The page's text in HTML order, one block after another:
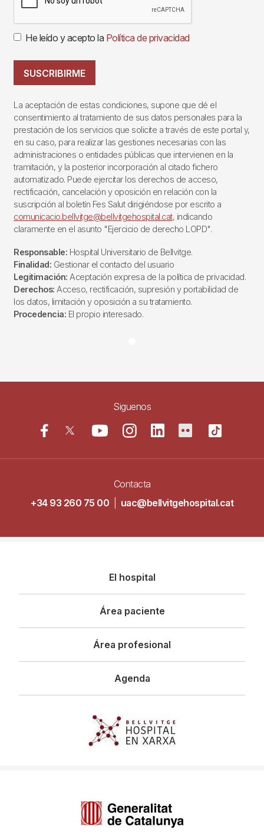
He leído y acepto la Política de privacidad
SUSCRIBIRME
La aceptación de estas condiciones, supone que dé el
consentimiento al tratamiento de sus datos personales para la
prestación de los servicios que solicite a través de este portal y,
en su caso, para realizar las gestiones necesarias con las
administraciones o entidades públicas que intervienen en la
tramitación, y la posterior incorporación al citado fichero
automatizado. Puede ejercitar los derechos de acceso,
rectificación, cancelación y oposición en relación con la
suscripción al boletín Fes Salut dirigiéndose por escrito a
comunicacio.bellvitge@bellvitgehospital.cat, indicando
claramente en el asunto "Ejercicio de derecho LOPD".
Responsable: Hospital Universitario de Bellvitge.
Finalidad: Gestionar el contacto del usuario
Legitimación: Aceptación expresa de la política de privacidad.
Derechos: Acceso, rectificación, supresión y portabilidad de
los datos, limitación y oposición a su tratamiento.
Procedencia: El propio interesado.
Siguenos
Contacta
+34 93 260 75 00
uac@bellvitgehospital.cat
principal
El hospital
Área paciente
Área profesional
Agenda